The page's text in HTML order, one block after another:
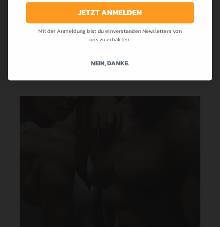
die bei uns allen so beliebt war! Cremig,...
JETZT ANMELDEN
Mit der Anmeldung bist du einverstanden Newsletters von
uns zu erhakten.
NEIN, DANKE.